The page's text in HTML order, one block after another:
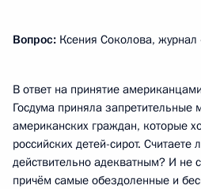
Вопрос: Ксения Соколова, журнал
В ответ на принятие
Госдума приняла запретительные
американских граждан, которые
российских детей-сирот. Считаете
действительно адекватным? И не
причём самые обездоленные и